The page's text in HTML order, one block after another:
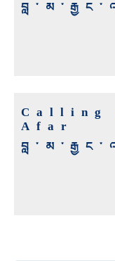
Calling
Afar